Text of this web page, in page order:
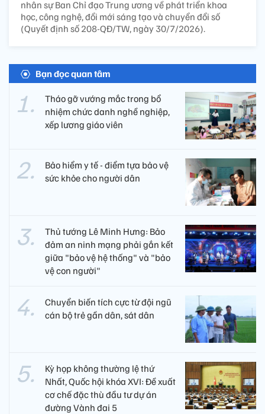
nhân sự Ban Chỉ đạo Trung ương về phát triển khoa
học, công nghệ, đổi mới sáng tạo và chuyển đổi số
(Quyết định số 208-QĐ/TW, ngày 30/7/2026).
Bạn đọc quan tâm
Tháo gỡ vướng mắc trong bổ
nhiệm chức danh nghề nghiệp,
xếp lương giáo viên
Bảo hiểm y tế - điểm tựa bảo vệ
sức khỏe cho người dân
Thủ tướng Lê Minh Hưng: Bảo
đảm an ninh mạng phải gắn kết
giữa "bảo vệ hệ thống" và "bảo
vệ con người"
Chuyển biến tích cực từ đội ngũ
cán bộ trẻ gần dân, sát dân
Kỳ họp không thường lệ thứ
Nhất, Quốc hội khóa XVI: Đề xuất
cơ chế đặc thù đầu tư dự án
đường Vành đai 5